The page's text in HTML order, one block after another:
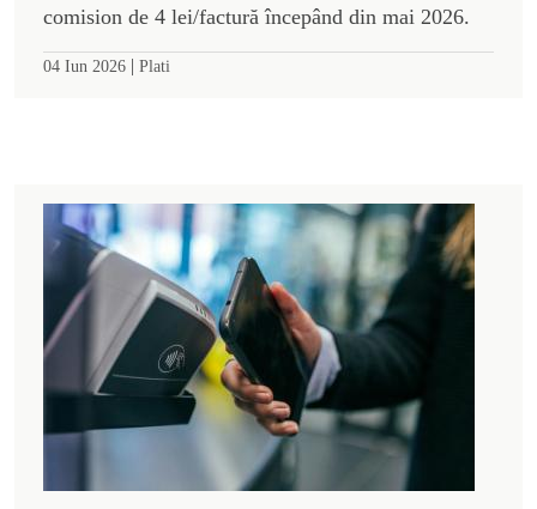
comision de 4 lei/factură începând din mai 2026.
04 Iun 2026 | Plati